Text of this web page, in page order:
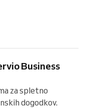
Business
za spletno
dogodkov.